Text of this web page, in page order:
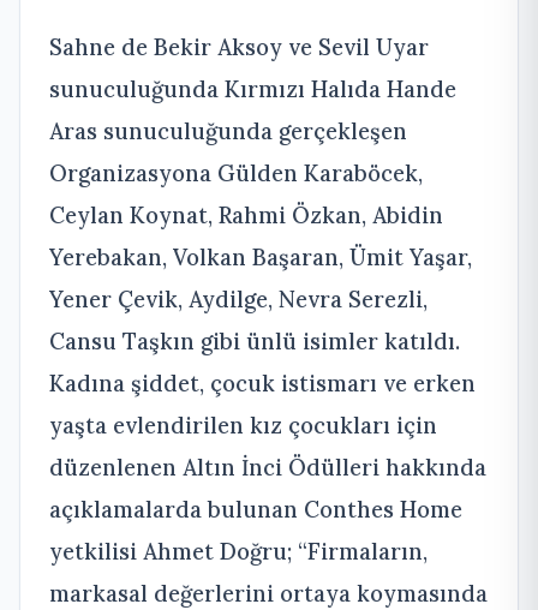
Sahne de Bekir Aksoy ve Sevil Uyar
sunuculuğunda Kırmızı Halıda Hande
Aras sunuculuğunda gerçekleşen
Organizasyona Gülden Karaböcek,
Ceylan Koynat, Rahmi Özkan, Abidin
Yerebakan, Volkan Başaran, Ümit Yaşar,
Yener Çevik, Aydilge, Nevra Serezli,
Cansu Taşkın gibi ünlü isimler katıldı.
Kadına şiddet, çocuk istismarı ve erken
yaşta evlendirilen kız çocukları için
düzenlenen Altın İnci Ödülleri hakkında
açıklamalarda bulunan Conthes Home
yetkilisi Ahmet Doğru; “Firmaların,
markasal değerlerini ortaya koymasında